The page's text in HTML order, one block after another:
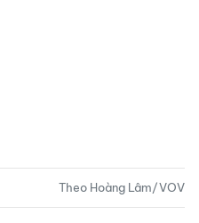
Theo Hoàng Lâm/VOV